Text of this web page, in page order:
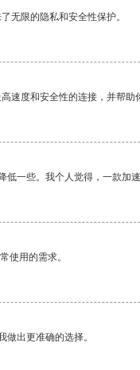
无限的隐私和安全性保护。
速度和安全性的连接，并帮助
一些。我个人觉得，一款加
使用的需求。
出更准确的选择。